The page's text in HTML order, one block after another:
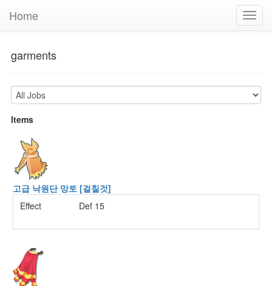
Home
garments
Items
고급 낙원단 망토 [걸칠것]
Effect
Def 15